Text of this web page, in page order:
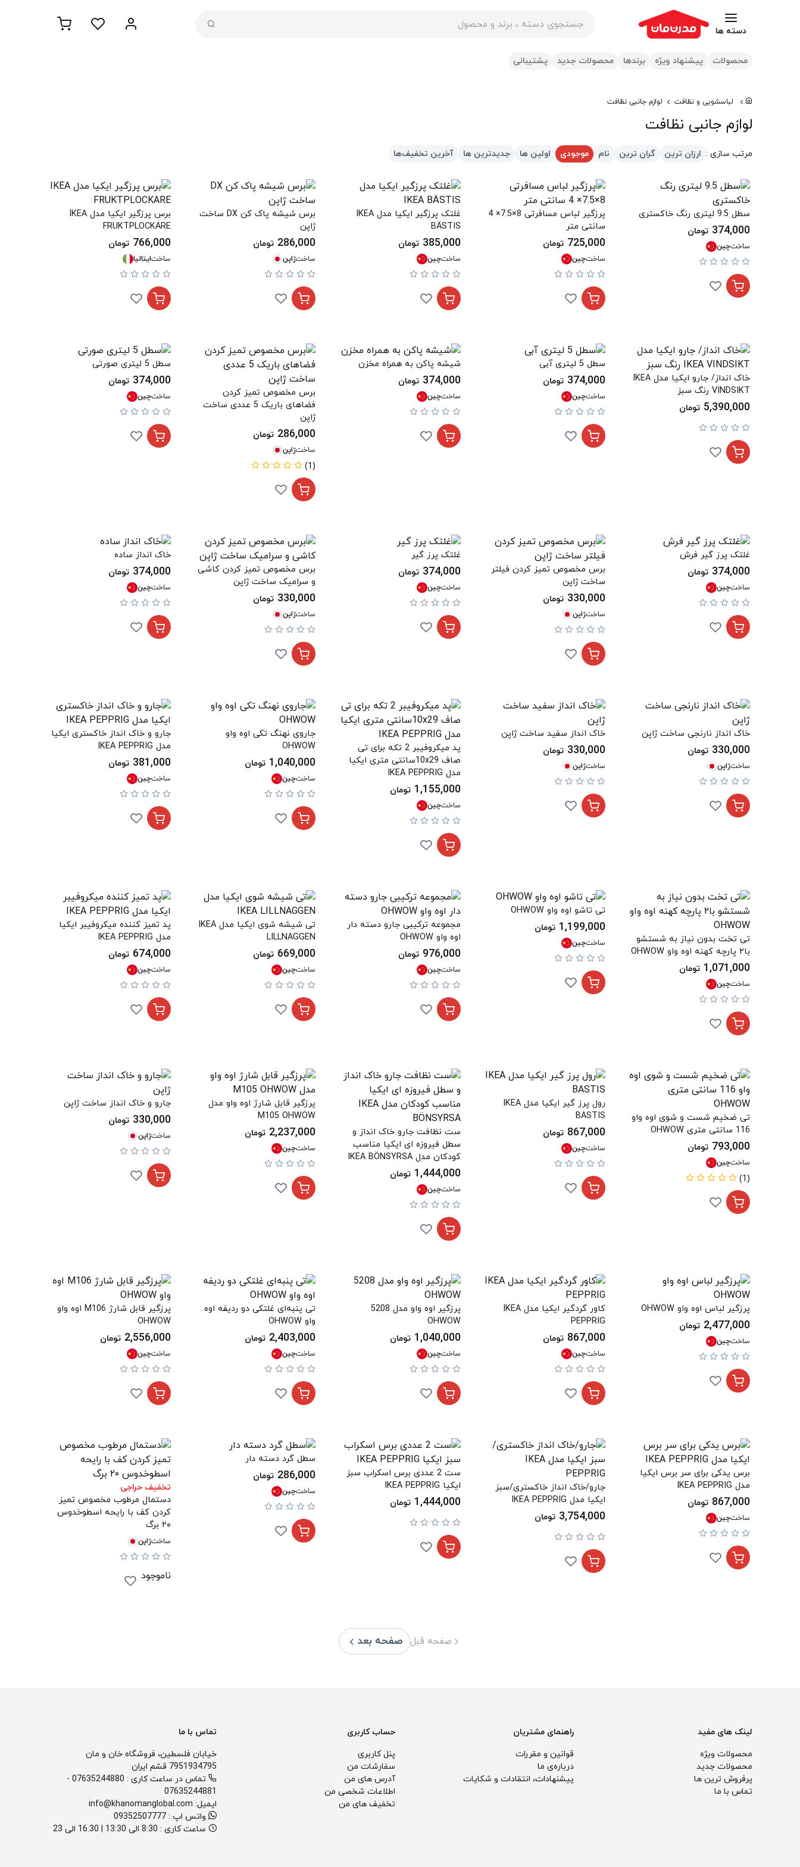
دسته ها جستجوی در سایت
محصولات پیشنهاد ویژه برندها محصولات جدید پشتیبانی
لباسشویی و نظافت لوازم جانبی نظافت
لوازم جانبی نظافت
مرتب سازی : ارزان ترین گران ترین نام موجودی اولین ها جدیدترین ها آخرین تخفیف‌ها
سطل 9.5 لیتری رنگ خاکستری
374,000 تومان
ساختچین
پرزگیر لباس مسافرتی 8×7.5× 4
سانتی متر
725,000 تومان
ساختچین
غلتک پرزگیر ایکیا مدل IKEA
BÄSTIS
385,000 تومان
ساختچین
برس شیشه پاک کن DX ساخت
ژاپن
286,000 تومان
ساختژاپن
برس پرزگیر ایکیا مدل IKEA
FRUKTPLOCKARE
766,000 تومان
ساختایتالیا
خاک انداز/ جارو ایکیا مدل IKEA
VINDSIKT رنگ سبز
5,390,000 تومان
سطل 5 لیتری آبی
374,000 تومان
ساختچین
شیشه پاکن به همراه مخزن
374,000 تومان
ساختچین
برس مخصوص تمیز کردن
فضاهای باریک 5 عددی ساخت
ژاپن
286,000 تومان
ساختژاپن
(1)
سطل 5 لیتری صورتی
374,000 تومان
ساختچین
غلتک پرز گیر فرش
374,000 تومان
ساختچین
برس مخصوص تمیز کردن فیلتر
ساخت ژاپن
330,000 تومان
ساختژاپن
غلتک پرز گیر
374,000 تومان
ساختچین
برس مخصوص تمیز کردن کاشی
و سرامیک ساخت ژاپن
330,000 تومان
ساختژاپن
خاک انداز ساده
374,000 تومان
ساختچین
خاک انداز نارنجی ساخت ژاپن
330,000 تومان
ساختژاپن
خاک انداز سفید ساخت ژاپن
330,000 تومان
ساختژاپن
پد میکروفیبر 2 تکه برای تی
صاف 10x29سانتی متری ایکیا
مدل IKEA PEPPRIG
1,155,000 تومان
ساختچین
جاروی نهنگ تکی اوه واو
OHWOW
1,040,000 تومان
ساختچین
جارو و خاک انداز خاکستری ایکیا
مدل IKEA PEPPRIG
381,000 تومان
ساختچین
تی تخت بدون نیاز به شستشو
با۲ پارچه کهنه اوه واو OHWOW
1,071,000 تومان
ساختچین
تی تاشو اوه واو OHWOW
1,199,000 تومان
ساختچین
مجموعه ترکیبی جارو دسته دار
اوه واو OHWOW
976,000 تومان
ساختچین
تی شیشه شوی ایکیا مدل IKEA
LILLNAGGEN
669,000 تومان
ساختچین
پد تمیز کننده میکروفیبر ایکیا
مدل IKEA PEPPRIG
674,000 تومان
ساختچین
تی ضخیم شست و شوی اوه واو
116 سانتی متری OHWOW
793,000 تومان
ساختچین
(1)
رول پرز گیر ایکیا مدل IKEA
BASTIS
867,000 تومان
ساختچین
ست نظافت جارو خاک انداز و
سطل فیروزه ای ایکیا مناسب
کودکان مدل IKEA BÖNSYRSA
1,444,000 تومان
ساختچین
پرزگیر قابل شارژ اوه واو مدل
M105 OHWOW
2,237,000 تومان
ساختچین
جارو و خاک انداز ساخت ژاپن
330,000 تومان
ساختژاپن
پرزگیر لباس اوه واو OHWOW
2,477,000 تومان
ساختچین
کاور گردگیر ایکیا مدل IKEA
PEPPRIG
867,000 تومان
ساختچین
پرزگیر اوه واو مدل 5208
OHWOW
1,040,000 تومان
ساختچین
تی پنبه‌ای غلتکی دو ردیفه اوه
واو OHWOW
2,403,000 تومان
ساختچین
پرزگیر قابل شارژ M106 اوه واو
OHWOW
2,556,000 تومان
ساختچین
برس یدکی برای سر برس ایکیا
مدل IKEA PEPPRIG
867,000 تومان
ساختچین
جارو/خاک انداز خاکستری/سبز
ایکیا مدل IKEA PEPPRIG
3,754,000 تومان
ست 2 عددی برس اسکراب سبز
ایکیا IKEA PEPPRIG
1,444,000 تومان
سطل گرد دسته دار
286,000 تومان
ساختچین تخفیف حراجی
دستمال مرطوب مخصوص تمیز
کردن کف با رایحه اسطوخدوس
۲۰ برگ
ساختژاپن
ناموجود
صفحه قبل صفحه بعد
لینک های مفید
محصولات ویژه
محصولات جدید
پرفروش ترین‌ ها
تماس با ما
راهنمای مشتریان
قوانین و مقررات
درباره‌ی ما
پيشنهادات، انتقادات و شكايات
حساب کاربری
پنل کاربری
سفارشات من
آدرس های من
اطلاعات شخصی من
تخفیف های من
تماس با ما
خیابان فلسطین، فروشگاه خان و مان
7951934795 قشم ایران
تماس در ساعت کاری : 07635244880
-
07635244881
ایمیل: info@khanomanglobal.com
واتس اپ : 09352507777
ساعت کاری : 8:30 الی 13:30 | 16:30 الی 23